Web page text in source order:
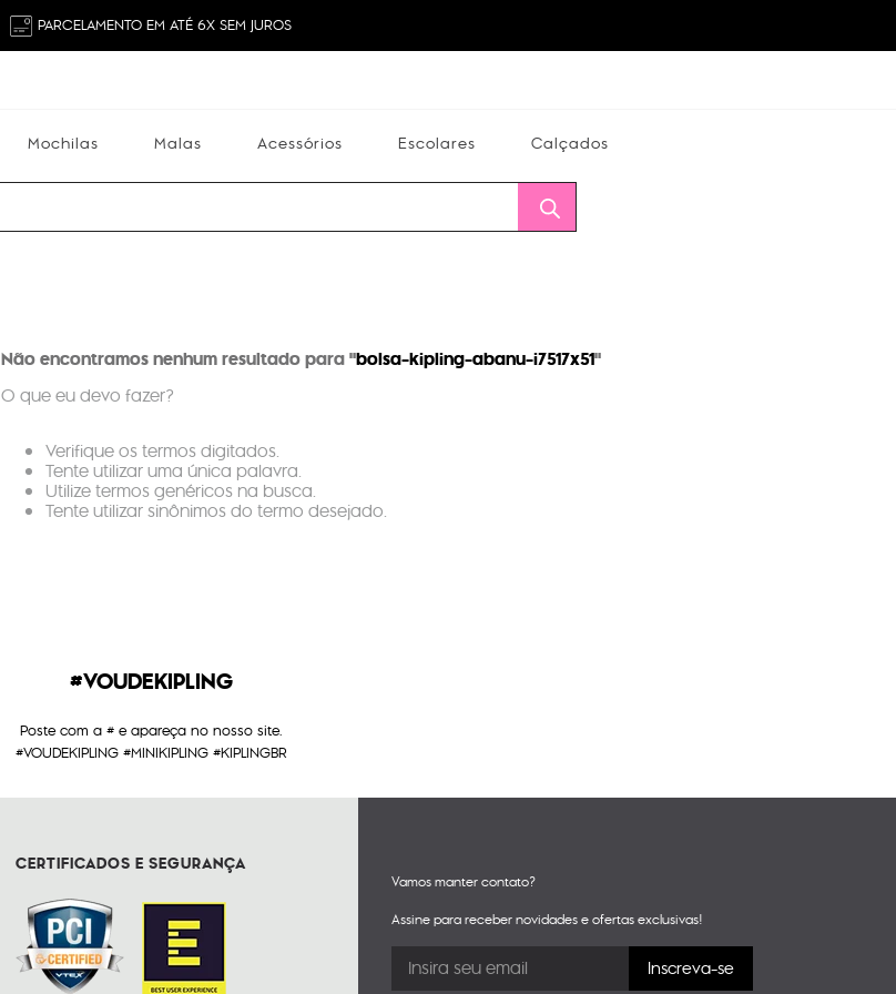
PARCELAMENTO EM ATÉ 6X SEM JUROS
Mochilas Malas Acessórios Escolares Calçados
Não encontramos nenhum resultado para "bolsa-kipling-abanu-i7517x51"
O que eu devo fazer?
Verifique os termos digitados.
Tente utilizar uma única palavra.
Utilize termos genéricos na busca.
Tente utilizar sinônimos do termo desejado.
#VOUDEKIPLING
Poste com a # e apareça no nosso site.
#VOUDEKIPLING #MINIKIPLING #KIPLINGBR
CERTIFICADOS E SEGURANÇA
Vamos manter contato?
Assine para receber novidades e ofertas exclusivas!